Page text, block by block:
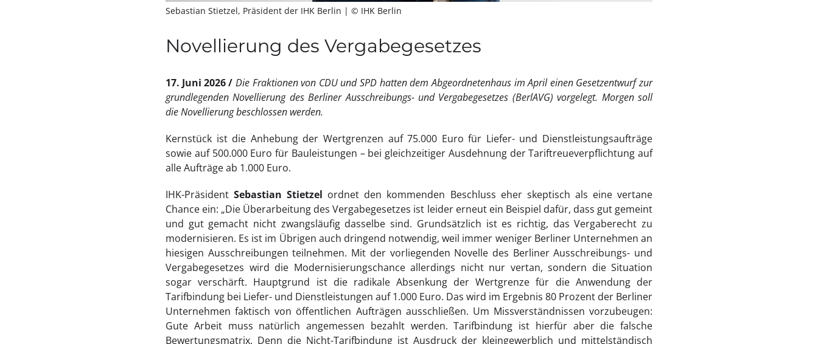
Sebastian Stietzel, Präsident der IHK Berlin | © IHK Berlin
Novellierung des Vergabegesetzes
17. Juni 2026
Die Fraktionen von CDU und SPD hatten dem Abgeordnetenhaus im April einen Gesetzentwurf zur
grundlegenden Novellierung des Berliner Ausschreibungs- und Vergabegesetzes (BerlAVG) vorgelegt. Morgen soll
die Novellierung beschlossen werden.
Kernstück ist die Anhebung der Wertgrenzen auf 75.000 Euro für Liefer- und Dienstleistungsaufträge
sowie auf 500.000 Euro für Bauleistungen – bei gleichzeitiger Ausdehnung der Tariftreueverpflichtung auf
alle Aufträge ab 1.000 Euro.
IHK-PräsidentSebastian Stietzel ordnet den kommenden Beschluss eher skeptisch als eine vertane
Chance ein: „Die Überarbeitung des Vergabegesetzes ist leider erneut ein Beispiel dafür, dass gut gemeint
und gut gemacht nicht zwangsläufig dasselbe sind. Grundsätzlich ist es richtig, das Vergaberecht zu
modernisieren. Es ist im Übrigen auch dringend notwendig, weil immer weniger Berliner Unternehmen an
hiesigen Ausschreibungen teilnehmen. Mit der vorliegenden Novelle des Berliner Ausschreibungs- und
Vergabegesetzes wird die Modernisierungschance allerdings nicht nur vertan, sondern die Situation
sogar verschärft. Hauptgrund ist die radikale Absenkung der Wertgrenze für die Anwendung der
Tarifbindung bei Liefer- und Dienstleistungen auf 1.000 Euro. Das wird im Ergebnis 80 Prozent der Berliner
Unternehmen faktisch von öffentlichen Aufträgen ausschließen. Um Missverständnissen vorzubeugen:
Gute Arbeit muss natürlich angemessen bezahlt werden. Tarifbindung ist hierfür aber die falsche
Bewertungsmatrix. Denn die Nicht-Tarifbindung ist Ausdruck der kleingewerblich und mittelständisch